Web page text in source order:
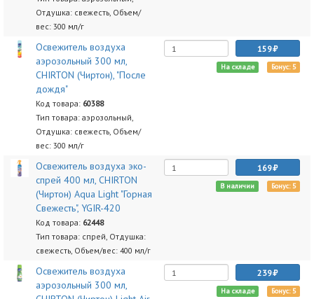
Отдушка: свежесть, Объем/
вес: 300 мл/г
Освежитель воздуха
аэрозольный 300 мл,
CHIRTON (Чиртон), "После
дождя"
Код товара: 60388
Тип товара: аэрозольный,
Отдушка: свежесть, Объем/
вес: 300 мл/г
159
На складе Бонус: 5
Освежитель воздуха эко-
спрей 400 мл, CHIRTON
(Чиртон) Aqua Light "Горная
Свежесть", YGIR-420
Код товара: 62448
Тип товара: спрей, Отдушка:
свежесть, Объем/вес: 400 мл/г
169
В наличии Бонус: 5
Освежитель воздуха
аэрозольный 300 мл,
239
На складе Бонус: 5